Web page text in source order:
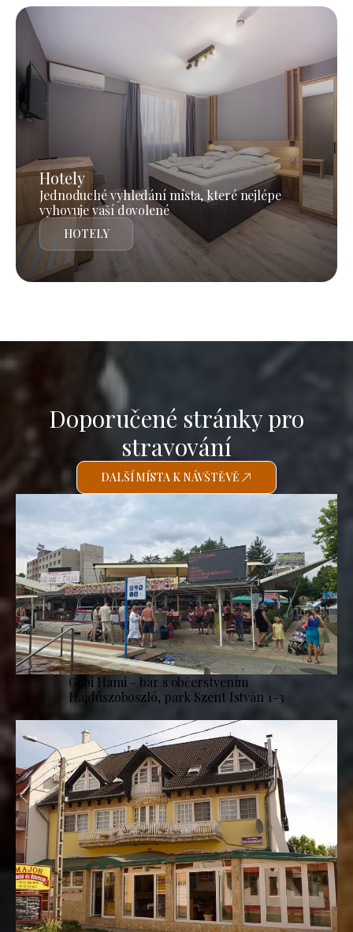
Hotely
Jednoduché vyhledání místa, které nejlépe
vyhovuje vaší dovolené
HOTELY
Doporučené stránky pro
stravování
DALŠÍ MÍSTA K NÁVŠTĚVĚ
Gabi Hami – bar s občerstvením
Hajdúszoboszló, park Szent István 1–3